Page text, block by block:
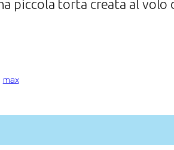
piccola torta creata al
max